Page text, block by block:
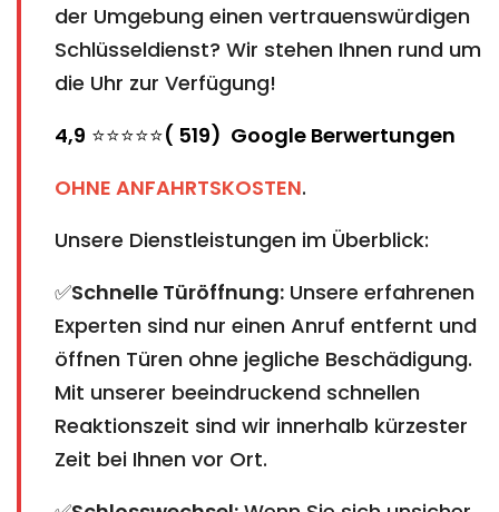
der Umgebung einen vertrauenswürdigen
Schlüsseldienst? Wir stehen Ihnen rund um
die Uhr zur Verfügung!
4,9 ⭐⭐⭐⭐⭐( 519) Google Berwertungen
OHNE ANFAHRTSKOSTEN.
Unsere Dienstleistungen im Überblick:
✅Schnelle Türöffnung: Unsere erfahrenen
Experten sind nur einen Anruf entfernt und
öffnen Türen ohne jegliche Beschädigung.
Mit unserer beeindruckend schnellen
Reaktionszeit sind wir innerhalb kürzester
Zeit bei Ihnen vor Ort.